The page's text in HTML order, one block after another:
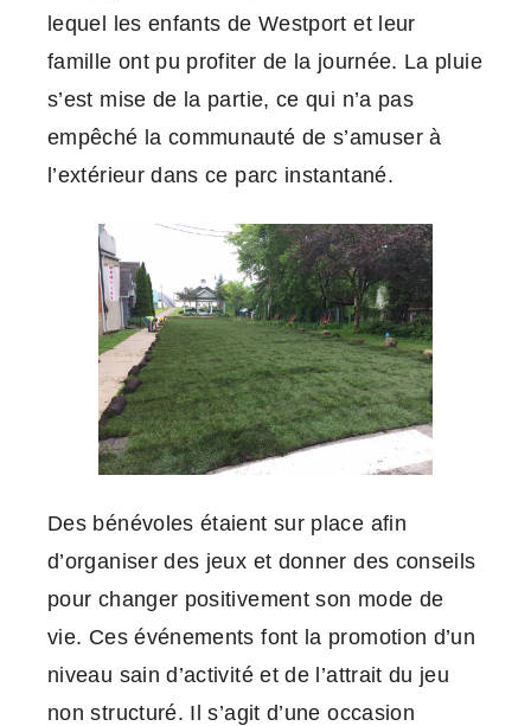
lequel les enfants de Westport et leur
famille ont pu profiter de la journée. La pluie
s’est mise de la partie, ce qui n’a pas
empêché la communauté de s’amuser à
l’extérieur dans ce parc instantané.
Des bénévoles étaient sur place afin
d’organiser des jeux et donner des conseils
pour changer positivement son mode de
vie. Ces événements font la promotion d’un
niveau sain d’activité et de l’attrait du jeu
non structuré. Il s’agit d’une occasion